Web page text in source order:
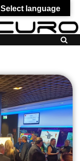
Select language